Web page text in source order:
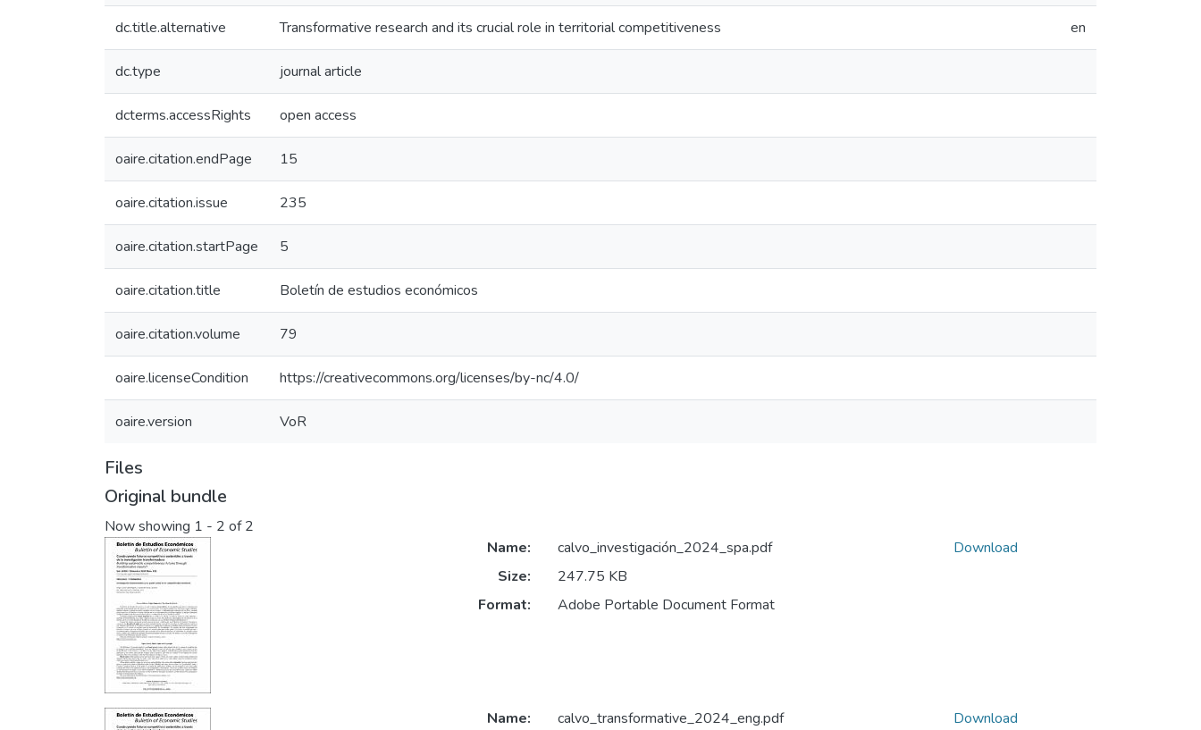
dc.title.alternative Transformative research and its crucial role in territorial competitiveness en
dc.type journal article
dcterms.accessRights open access
oaire.citation.endPage 15
oaire.citation.issue 235
oaire.citation.startPage 5
oaire.citation.title Boletín de estudios económicos
oaire.citation.volume 79
oaire.licenseCondition https://creativecommons.org/licenses/by-nc/4.0/
oaire.version VoR
Files
Original bundle
Now showing 1 - 2 of 2
Name:
calvo_investigación_2024_spa.pdf
Size:
247.75 KB
Format:
Adobe Portable Document Format
Download
Name: calvo_transformative_2024_eng.pdf Download